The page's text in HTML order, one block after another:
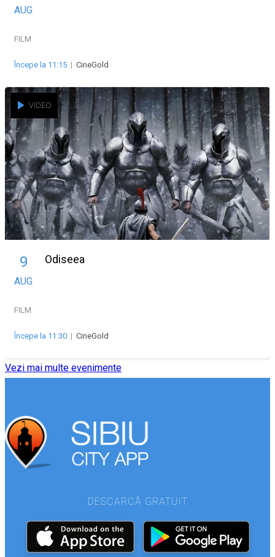
AUG
FILM
Începe la 11:15 | CineGold
VIDEO
9
AUG
Odiseea
FILM
Începe la 11:30 | CineGold
Vezi mai multe evenimente
DESCARCĂ GRATUIT